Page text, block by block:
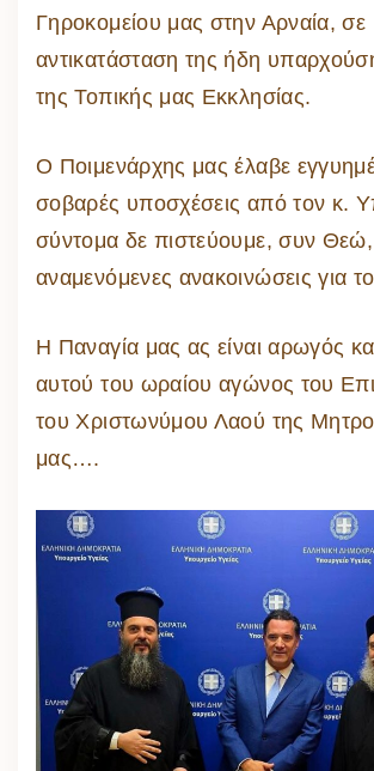
Γηροκομείου μας στην Αρναία, σε
αντικατάσταση της ήδη
της Τοπικής μας Εκκλησίας.
Ο Ποιμενάρχης μας έλαβε
σοβαρές υποσχέσεις από τον κ.
σύντομα δε πιστεύουμε, συν Θεώ,
αναμενόμενες ανακοινώσεις για
Η Παναγία μας ας είναι αρωγός
αυτού του ωραίου αγώνος του
του Χριστωνύμου Λαού της
μας….